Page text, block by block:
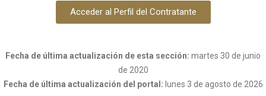
Acceder al Perfil del Contratante
Fecha de última actualización de esta sección: martes 30 de junio
de 2020
Fecha de última actualización del portal: lunes 3 de agosto de 2026